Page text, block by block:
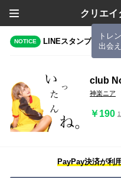
クリエイ
トレ
出会
NOTICE LINEスタンプメーカ
club
神楽ニア
￥190
PayPay決済が利